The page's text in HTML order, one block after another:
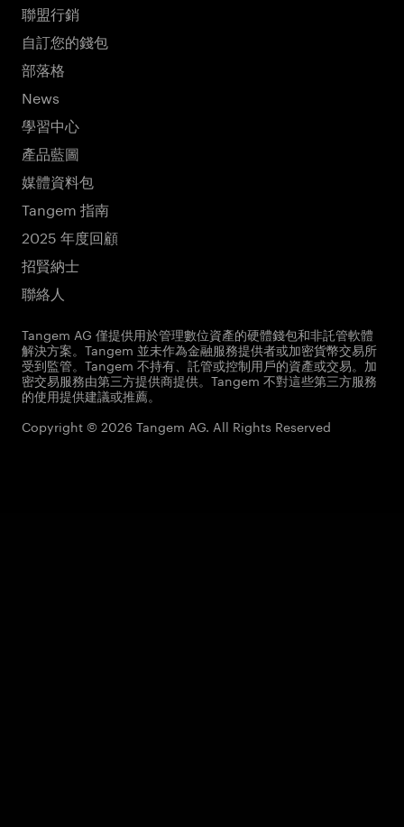
聯盟行銷
自訂您的錢包
部落格
News
學習中心
產品藍圖
媒體資料包
Tangem 指南
2025 年度回顧
招賢納士
聯絡人
Tangem AG 僅提供用於管理數位資產的硬體錢包和非託管軟體
解決方案。Tangem 並未作為金融服務提供者或加密貨幣交易所
受到監管。Tangem 不持有、託管或控制用戶的資產或交易。加
密交易服務由第三方提供商提供。Tangem 不對這些第三方服務
的使用提供建議或推薦。